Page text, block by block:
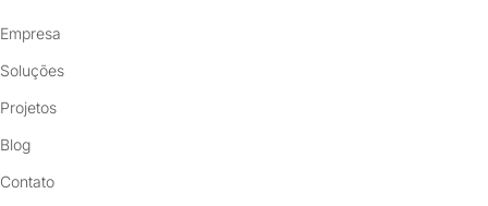
Empresa
Soluções
Projetos
Blog
Contato